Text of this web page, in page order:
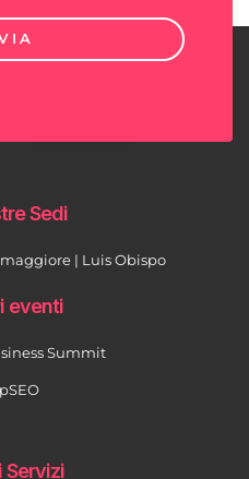
Sedi
| Luis Obispo
eventi
Summit
Servizi